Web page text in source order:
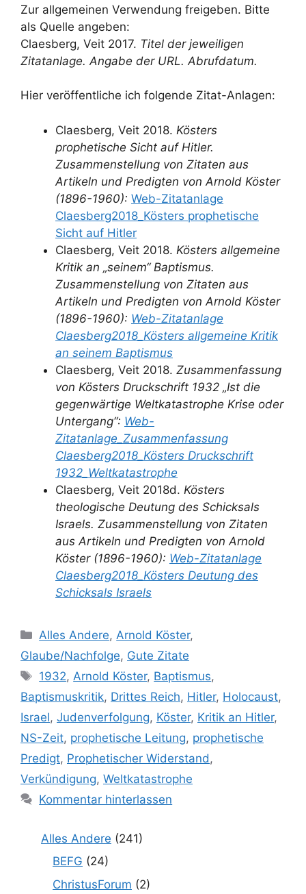
Zur allgemeinen Verwendung freigeben. Bitte
als Quelle angeben:
Claesberg, Veit 2017. Titel der jeweiligen
Zitatanlage. Angabe der URL. Abrufdatum.
Hier veröffentliche ich folgende Zitat-Anlagen:
Claesberg, Veit 2018. Kösters
prophetische Sicht auf Hitler.
Zusammenstellung von Zitaten aus
Artikeln und Predigten von Arnold Köster
(1896-1960): Web-Zitatanlage
Claesberg2018_Kösters prophetische
Sicht auf Hitler
Claesberg, Veit 2018. Kösters allgemeine
Kritik an „seinem“ Baptismus.
Zusammenstellung von Zitaten aus
Artikeln und Predigten von Arnold Köster
(1896-1960): Web-Zitatanlage
Claesberg2018_Kösters allgemeine Kritik
an seinem Baptismus
Claesberg, Veit 2018. Zusammenfassung
von Kösters Druckschrift 1932 „Ist die
gegenwärtige Weltkatastrophe Krise oder
Untergang“: Web-
Zitatanlage_Zusammenfassung
Claesberg2018_Kösters Druckschrift
1932_Weltkatastrophe
Claesberg, Veit 2018d. Kösters
theologische Deutung des Schicksals
Israels. Zusammenstellung von Zitaten
aus Artikeln und Predigten von Arnold
Köster (1896-1960): Web-Zitatanlage
Claesberg2018_Kösters Deutung des
Schicksals Israels
Kategorien
Alles Andere, Arnold Köster,
Glaube/Nachfolge, Gute Zitate
Schlagwörter
1932, Arnold Köster, Baptismus,
Baptismuskritik, Drittes Reich, Hitler, Holocaust,
Israel, Judenverfolgung, Köster, Kritik an Hitler,
NS-Zeit, prophetische Leitung, prophetische
Predigt, Prophetischer Widerstand ,
Verkündigung, Weltkatastrophe
Kommentar hinterlassen
Alles Andere (241)
BEFG (24)
ChristusForum (2)